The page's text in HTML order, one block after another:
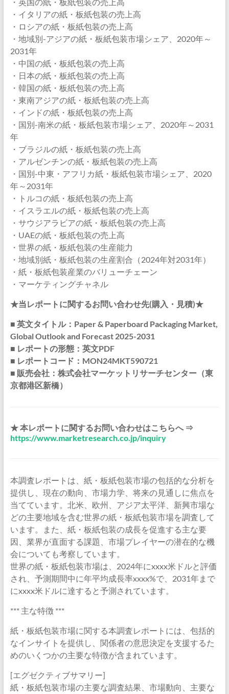
・イタリアの紙・板紙包装の売上高
・ロシアの紙・板紙包装の売上高
・地域別-アジアの紙・板紙包装市場シェア、2020年～
2031年
・中国の紙・板紙包装の売上高
・日本の紙・板紙包装の売上高
・韓国の紙・板紙包装の売上高
・東南アジアの紙・板紙包装の売上高
・インドの紙・板紙包装の売上高
・国別-南米の紙・板紙包装市場シェア、2020年～2031
年
・ブラジルの紙・板紙包装の売上高
・アルゼンチンの紙・板紙包装の売上高
・国別-中東・アフリカ紙・板紙包装市場シェア、2020
年～2031年
・トルコの紙・板紙包装の売上高
・イスラエルの紙・板紙包装の売上高
・サウジアラビアの紙・板紙包装の売上高
・UAEの紙・板紙包装の売上高
・世界の紙・板紙包装の生産能力
・地域別紙・板紙包装の生産割合（2024年対2031年）
・紙・板紙包装産業のバリューチェーン
・マーケティングチャネル
★当レポートに関するお問い合わせ先(購入・見積)★
■ 英文タイトル：Paper & Paperboard Packaging Market,
Global Outlook and Forecast 2025-2031
■ レポートの形態：英文PDF
■ レポートコード：MON24MKT590721
■ 販売会社：株式会社マーケットリサーチセンター（東
京都港区新橋）
★ 本レポートに関するお問い合わせはこちらへ ⇒
https://www.marketresearch.co.jp/inquiry
本調査レポートは、紙・板紙包装市場の包括的な分析を
提供し、現在の動向、市場力学、将来の見通しに焦点を
当てています。北米、欧州、アジア太平洋、新興市場な
どの主要地域を含む世界の紙・板紙包装市場を調査して
います。また、紙・板紙包装の成長を促進する主な要
因、業界が直面する課題、市場プレイヤーの潜在的な機
会についても考察しています。
世界の紙・板紙包装市場は、2024年にxxxx米ドルと評価
され、予測期間中に年平均成長率xxxx%で、2031年まで
にxxxx米ドルに達すると予測されています。
*** 主な特徴 ***
紙・板紙包装市場に関する本調査レポートには、包括的
なインサイトを提供し、関係者の意思決定を支援するた
めのいくつかの主要な特徴が含まれています。
[エグゼクティブサマリー]
紙・板紙包装市場の主要な調査結果、市場動向、主要な